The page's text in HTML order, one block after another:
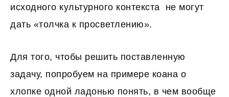
исходного культурного контекста не могут
дать «толчка к просветлению».
Для того, чтобы решить поставленную
задачу, попробуем на примере коана о
хлопке одной ладонью понять, в чем вообще